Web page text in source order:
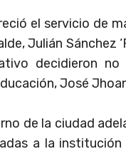
el servicio de
Julián Sánchez
decidieron no
José
de la ciudad
a la